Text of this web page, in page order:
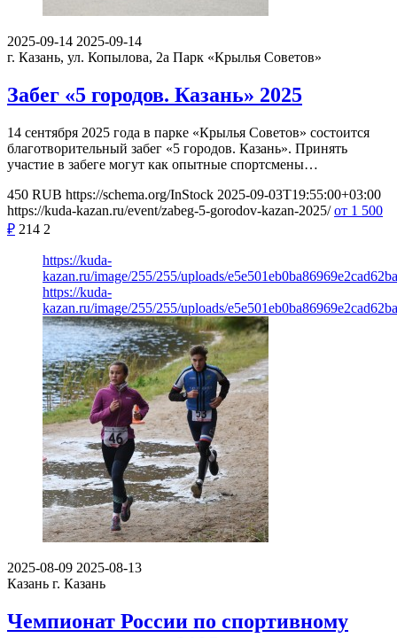
2025-09-14 2025-09-14
г. Казань, ул. Копылова, 2а Парк «Крылья Советов»
Забег «5 городов. Казань» 2025
14 сентября 2025 года в парке «Крылья Советов» состоится
благотворительный забег «5 городов. Казань». Принять
участие в забеге могут как опытные спортсмены…
450 RUB https://schema.org/InStock 2025-09-03T19:55:00+03:00
https://kuda-kazan.ru/event/zabeg-5-gorodov-kazan-2025/ от 1 500
₽ 214 2
https://kuda-
kazan.ru/image/255/255/uploads/
https://kuda-
kazan.ru/image/255/255/uploads/
2025-08-09 2025-08-13
Казань г. Казань
Чемпионат России по спортивному